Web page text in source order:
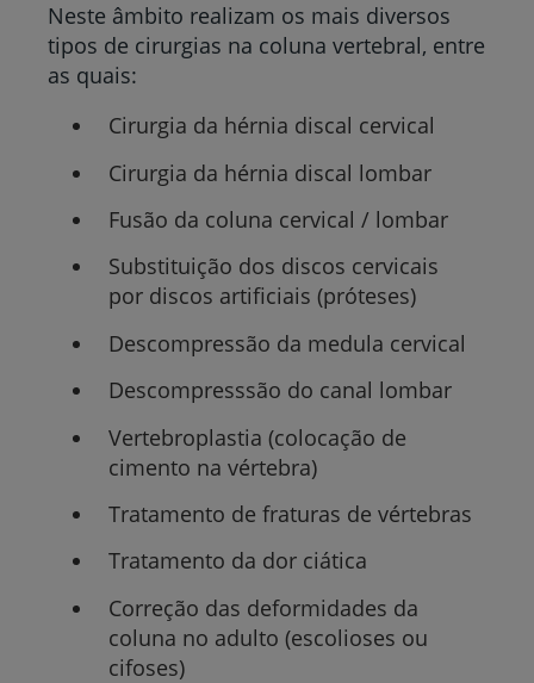
Neste âmbito realizam os mais diversos
tipos de cirurgias na coluna vertebral, entre
as quais:
Cirurgia da hérnia discal cervical
Cirurgia da hérnia discal lombar
Fusão da coluna cervical / lombar
Substituição dos discos cervicais
por discos artificiais (próteses)
Descompressão da medula cervical
Descompresssão do canal lombar
Vertebroplastia (colocação de
cimento na vértebra)
Tratamento de fraturas de vértebras
Tratamento da dor ciática
Correção das deformidades da
coluna no adulto (escolioses ou
cifoses)